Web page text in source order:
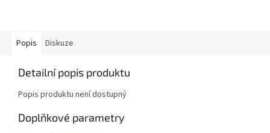
Popis Diskuze
Detailní popis produktu
Popis produktu není dostupný
Doplňkové parametry